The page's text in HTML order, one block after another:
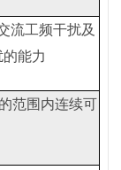
流工频干扰及
能力
范围内连续可